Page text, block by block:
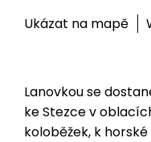
Ukázat na mapě
Lanovkou se
ke Stezce v
koloběžek, k